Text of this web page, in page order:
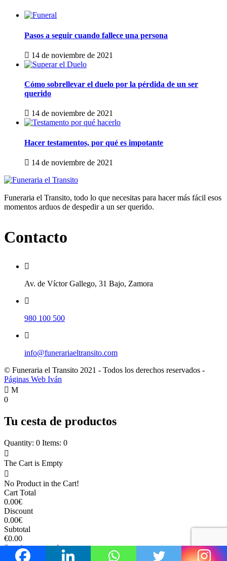
Pasos a seguir cuando fallece una persona
14 de noviembre de 2021
Cómo sobrellevar el duelo por la pérdida de un ser
querido
14 de noviembre de 2021
Hacer testamentos, por qué es impotante
14 de noviembre de 2021
Funeraria el Transito, todo lo que necesitas para hacer más fácil esos
momentos arduos de despedir a un ser querido.
Contacto
Av. de Víctor Gallego, 31 Bajo, Zamora
980 100 500
info@funerariaeltransito.com
© Funeraria el Transito 2021 - Todos los derechos reservados -
Páginas Web Iván
0
Tu cesta de productos
Quantity: 0 Items: 0
The Cart is Empty
No Product in the Cart!
Cart Total
0.00€
Discount
0.00€
Subtotal
€0.00
Seguir comprando
Ver carrito